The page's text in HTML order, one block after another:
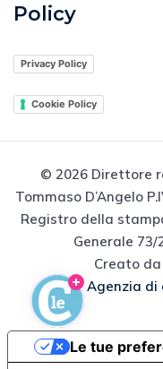
Policy
Privacy Policy
Cookie Policy
© 2026 Direttore
Tommaso D’Angelo
Registro della
Generale
Creato
Agenzia di
Le tue